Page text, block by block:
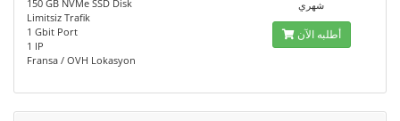
150 GB NVMe SSD Disk
Limitsiz Trafik
1 Gbit Port
1 IP
Fransa / OVH Lokasyon
شهري
أطلبه الآن